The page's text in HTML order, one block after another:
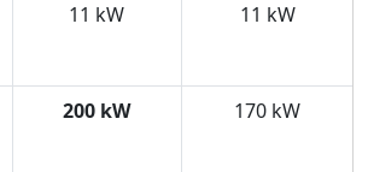
11 kW 11 kW
200 kW 170 kW